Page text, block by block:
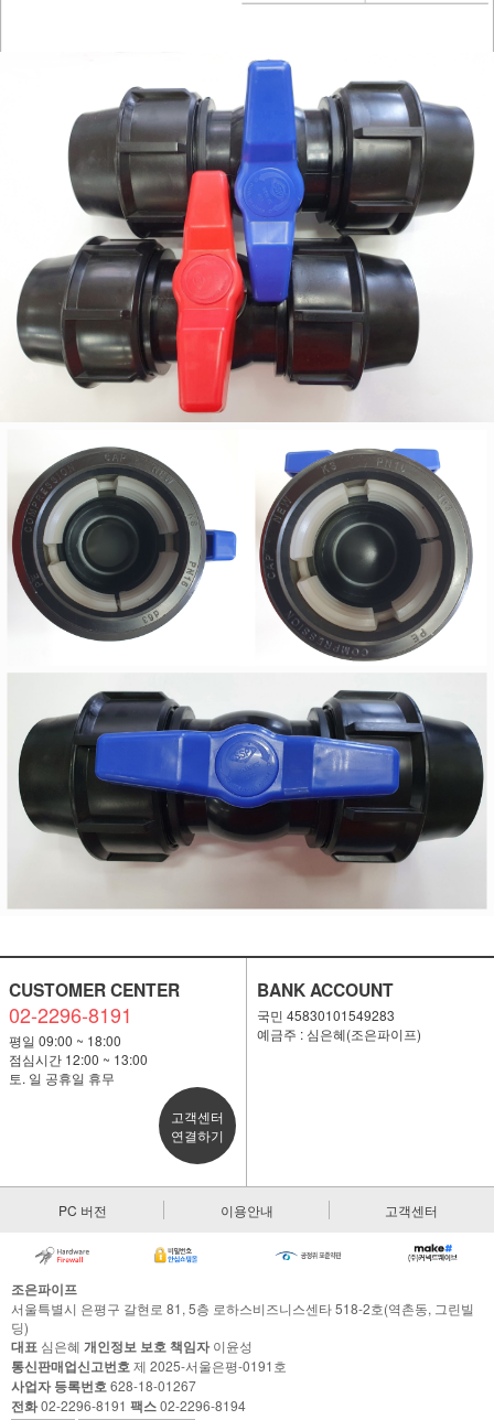
CUSTOMER CENTER
02-2296-8191
평일 09:00 ~ 18:00
점심시간 12:00 ~ 13:00
토. 일 공휴일 휴무
고객센터
연결하기
BANK ACCOUNT
국민 45830101549283
예금주 : 심은혜(조은파이프)
PC 버전 이용안내 고객센터
조은파이프
서울특별시 은평구 갈현로 81, 5층 로하스비즈니스센타 518-2호(역촌동, 그린빌
딩)
대표 심은혜 개인정보 보호 책임자이윤성
통신판매업신고번호제 2025-서울은평-0191호
사업자 등록번호628-18-01267
전화02-2296-8191 팩스02-2296-8194